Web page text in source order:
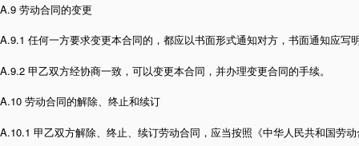
A.9 劳动合同的变更
A.9.1 任何一方要求变更本合同的，都应以书面形式通知对方，书面通知应写
A.9.2 甲乙双方经协商一致，可以变更本合同，并办理变更合同的手续。
A.10 劳动合同的解除、终止和续订
A.10.1 甲乙双方解除、终止、续订劳动合同，应当按照《中华人民共和国劳